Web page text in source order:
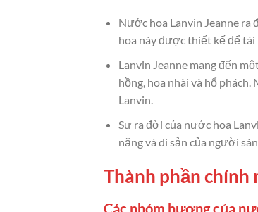
Nước hoa Lanvin Jeanne
hoa này được thiết kế để
Lanvin Jeanne mang đến
hồng, hoa nhài và hổ
Lanvin.
Sự ra đời của nước hoa
năng và di sản của người
Thành phần chính
Các nhóm hương của